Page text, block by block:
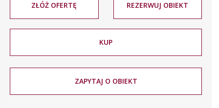
ZŁÓŻ OFERTĘ REZERWUJ OBIEKT
KUP
ZAPYTAJ O OBIEKT